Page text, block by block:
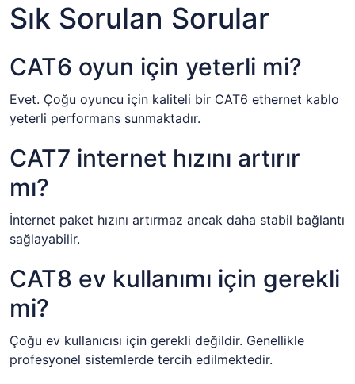
Sık Sorulan Sorular
CAT6 oyun için yeterli mi?
Evet. Çoğu oyuncu için kaliteli bir CAT6 ethernet kablo
yeterli performans sunmaktadır.
CAT7 internet hızını artırır
mı?
İnternet paket hızını artırmaz ancak daha stabil bağlantı
sağlayabilir.
CAT8 ev kullanımı için gerekli
mi?
Çoğu ev kullanıcısı için gerekli değildir. Genellikle
profesyonel sistemlerde tercih edilmektedir.